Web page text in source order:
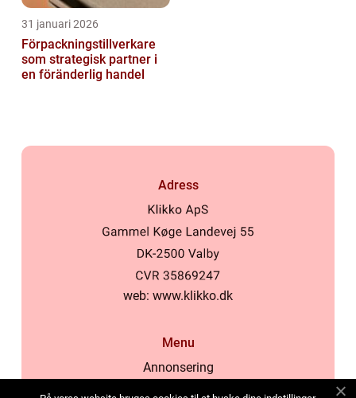
31 januari 2026
Förpackningstillverkare
som strategisk partner i
en föränderlig handel
Adress
web: www.klikko.dk
Menu
Annonsering